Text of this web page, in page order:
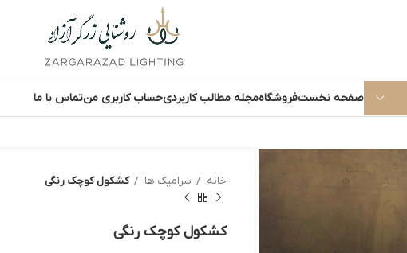
صفحه نخستفروشگاهمجله مطالب کاربردیحساب کاربری منتماس با ما
خانه سرامیک ها کشکول کوچک رنگی
کشکول کوچک رنگی